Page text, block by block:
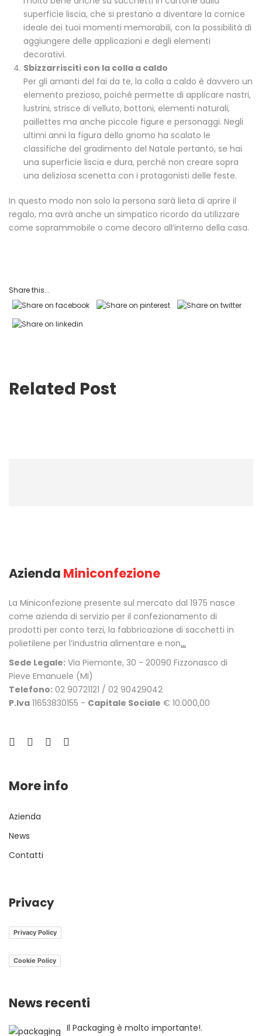
superficie liscia, che si prestano a diventare la cornice
ideale dei tuoi momenti memorabili, con la possibilità di
aggiungere delle applicazioni e degli elementi
decorativi.
Sbizzarrisciti con la colla a caldo
Per gli amanti del fai da te, la colla a caldo è davvero un
elemento prezioso, poiché permette di applicare nastri,
lustrini, strisce di velluto, bottoni, elementi naturali,
paillettes ma anche piccole figure e personaggi. Negli
ultimi anni la figura dello gnomo ha scalato le
classifiche del gradimento del Natale pertanto, se hai
una superficie liscia e dura, perché non creare sopra
una deliziosa scenetta con i protagonisti delle feste.
In questo modo non solo la persona sarà lieta di aprire il
regalo, ma avrà anche un simpatico ricordo da utilizzare
come soprammobile o come decoro all’interno della casa.
Share this...
Related Post
Azienda Miniconfezione
La Miniconfezione presente sul mercato dal 1975 nasce
come azienda di servizio per il confezionamento di
prodotti per conto terzi, la fabbricazione di sacchetti in
polietilene per l’industria alimentare e non...
Sede Legale: Via Piemonte, 30 - 20090 Fizzonasco di
Pieve Emanuele (MI)
Telefono: 02 90721121 / 02 90429042
P.Iva 11653830155 - Capitale Sociale € 10.000,00
More info
Azienda
News
Contatti
Privacy
Privacy Policy
Cookie Policy
News recenti
Il Packaging è molto importante!.